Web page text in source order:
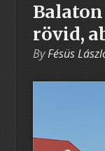
rövid,
ByFésüs